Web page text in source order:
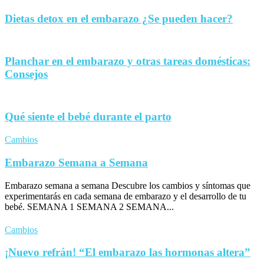
Dietas detox en el embarazo ¿Se pueden hacer?
Planchar en el embarazo y otras tareas domésticas:
Consejos
Qué siente el bebé durante el parto
Cambios
Embarazo Semana a Semana
Embarazo semana a semana Descubre los cambios y síntomas que
experimentarás en cada semana de embarazo y el desarrollo de tu
bebé. SEMANA 1 SEMANA 2 SEMANA...
Cambios
¡Nuevo refrán! “El embarazo las hormonas altera”